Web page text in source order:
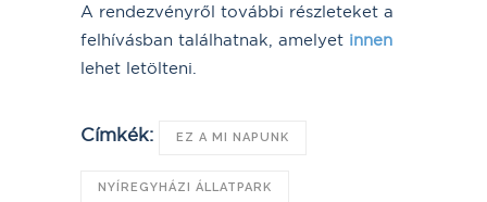
A rendezvényről további részleteket a
felhívásban találhatnak, amelyet innen
lehet letölteni.
Címkék: EZ A MI NAPUNK
NYÍREGYHÁZI ÁLLATPARK